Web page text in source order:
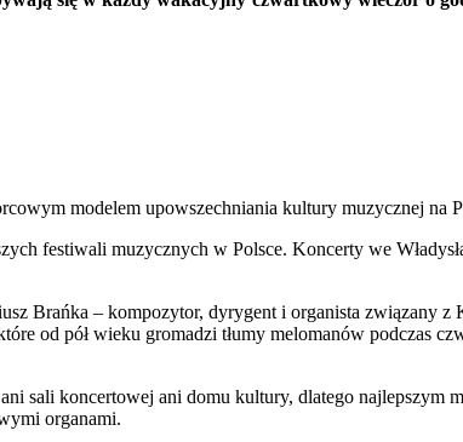
modelem upowszechniania kultury muzycznej na
festiwali muzycznych w Polsce. Koncerty we
Brańka – kompozytor, dyrygent i organista związany
od pół wieku gromadzi tłumy melomanów podczas
sali koncertowej ani domu kultury, dlatego najlepszym
organami.